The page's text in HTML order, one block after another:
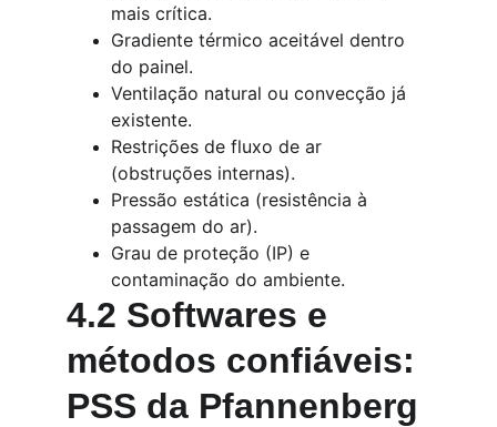
mais crítica.
Gradiente térmico aceitável dentro
do painel.
Ventilação natural ou convecção já
existente.
Restrições de fluxo de ar
(obstruções internas).
Pressão estática (resistência à
passagem do ar).
Grau de proteção (IP) e
contaminação do ambiente.
4.2 Softwares e
métodos confiáveis:
PSS da Pfannenberg